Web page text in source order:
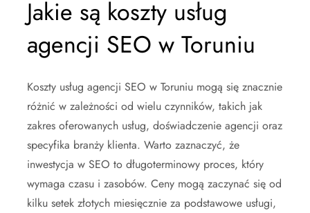
Jakie są koszty usług
agencji SEO w Toruniu
Koszty usług agencji SEO w Toruniu mogą się znacznie
różnić w zależności od wielu czynników, takich jak
zakres oferowanych usług, doświadczenie agencji oraz
specyfika branży klienta. Warto zaznaczyć, że
inwestycja w SEO to długoterminowy proces, który
wymaga czasu i zasobów. Ceny mogą zaczynać się od
kilku setek złotych miesięcznie za podstawowe usługi,